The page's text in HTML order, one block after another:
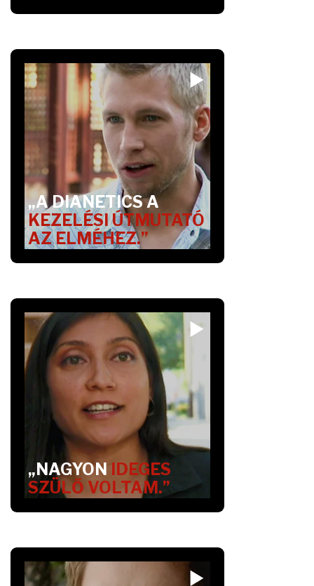
„A DIANETICS A
KEZELÉSI ÚTMUTATÓ
AZ ELMÉHEZ.”
„NAGYON IDEGES
SZÜLŐ VOLTAM.”